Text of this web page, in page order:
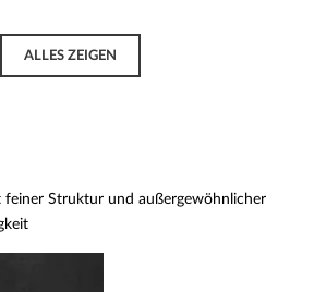
ALLES ZEIGEN
feiner Struktur und außergewöhnlicher